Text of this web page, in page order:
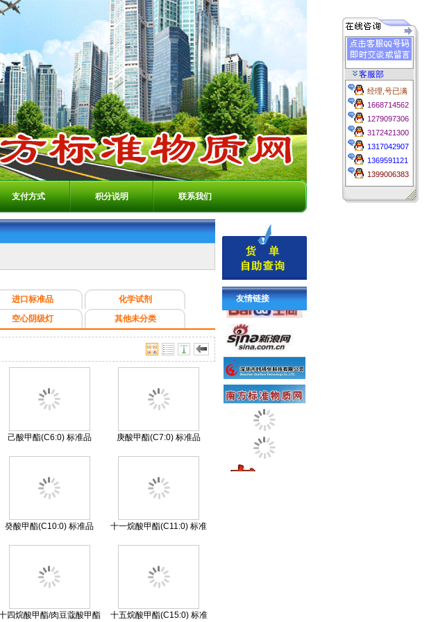
客服部
经理,号已满
1668714562
1279097306
3172421300
1317042907
1369591121
1399006383
支付方式 积分说明 联系我们
进口标准品
化学试剂
空心阴级灯 其他未分类
己酸甲酯(C6:0) 标准品 庚酸甲酯(C7:0) 标准品
癸酸甲酯(C10:0) 标准品
十一烷酸甲酯(C11:0) 标准
四烷酸甲酯/肉豆蔻酸甲酯
十五烷酸甲酯(C15:0) 标准
友情链接